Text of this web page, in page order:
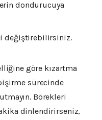
dondurucuya
değiştirebilirsiniz.
göre kızartma
sürecinde
Börekleri
dinlendirirseniz,